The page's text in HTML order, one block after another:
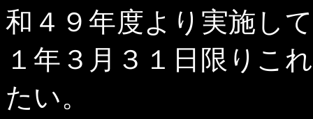
和４９年度より実施し
１年３月３１日限りこ
たい。